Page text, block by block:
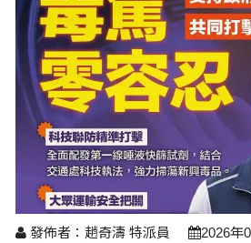
原住民動態
軍事新聞
鄉鎮長村里長選舉
五合一選舉
專題講座
話說文史
水色流光映城東～名家齊聚展藝風
時尚行業
美食料理
景點介紹
醫藥新訊
衞生保健
【博愛醫療公益服務隊】專欄
產業科技
科技新知
產業招商
求職徵才
財經稅務
農林漁牧
我要爆料
網友爆料
檢舉投訴
活動專頁
讀者投稿
全國運動會
宜蘭國際童玩節
發佈者：趙奇濤 特派員 2026年